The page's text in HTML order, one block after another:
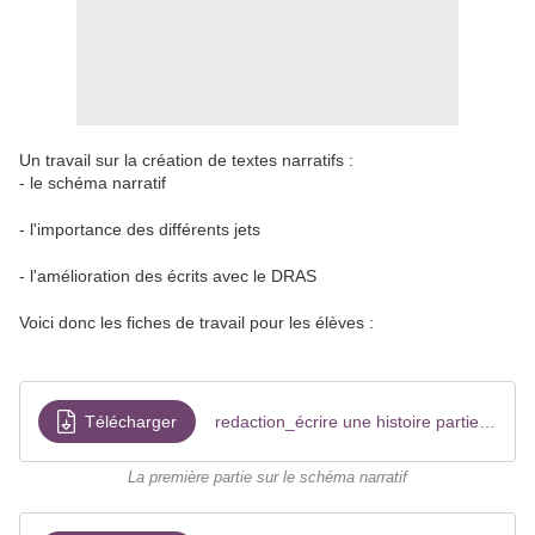
Un travail sur la création de textes narratifs :
- le schéma narratif
- l'importance des différents jets
- l'amélioration des écrits avec le DRAS
Voici donc les fiches de travail pour les élèves :
Télécharger
La première partie sur le schéma narratif